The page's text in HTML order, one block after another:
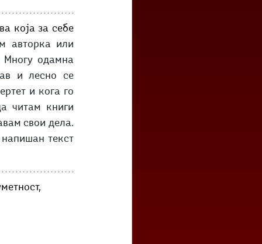
која за себе
авторка или
Многу одамна
и лесно се
и кога го
читам книги
свои дела.
текст